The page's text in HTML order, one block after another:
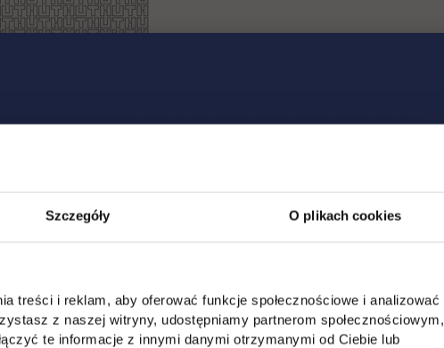
Szczegóły O plikach cookies
treści i reklam, aby oferować funkcje społecznościowe i analizować
z naszej witryny, udostępniamy partnerom społecznościowym,
te informacje z innymi danymi otrzymanymi od Ciebie lub